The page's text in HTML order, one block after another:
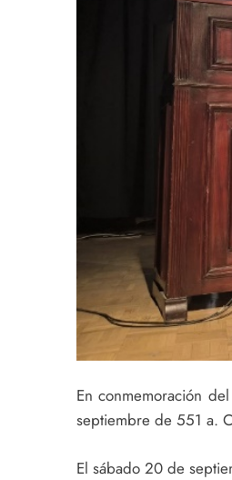
En conmemoración
septiembre de 551 a.
El sábado 20 de